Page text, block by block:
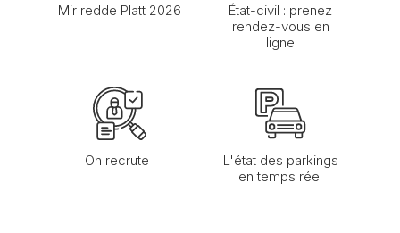
Mir redde Platt 2026
État-civil : prenez
rendez-vous en
ligne
On recrute !
L'état des parkings
en temps réel